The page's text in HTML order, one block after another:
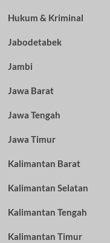
Hukum & Kriminal
Jabodetabek
Jambi
Jawa Barat
Jawa Tengah
Jawa Timur
Kalimantan Barat
Kalimantan Selatan
Kalimantan Tengah
Kalimantan Timur